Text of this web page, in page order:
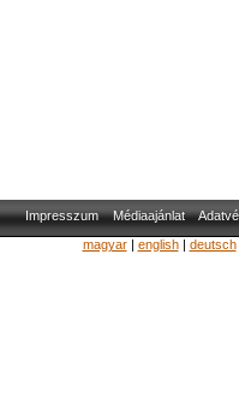
Impresszum Médiaajánlat
magyar| english| deutsch